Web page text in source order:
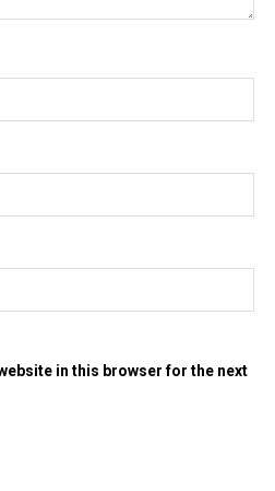
in this browser for the next